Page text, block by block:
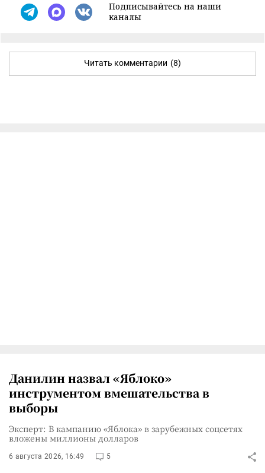
Подписывайтесь на наши
каналы
Читать комментарии (8)
Данилин назвал «Яблоко»
инструментом вмешательства в
выборы
Эксперт: В кампанию «Яблока» в зарубежных соцсетях
вложены миллионы долларов
6 августа 2026, 16:49 5